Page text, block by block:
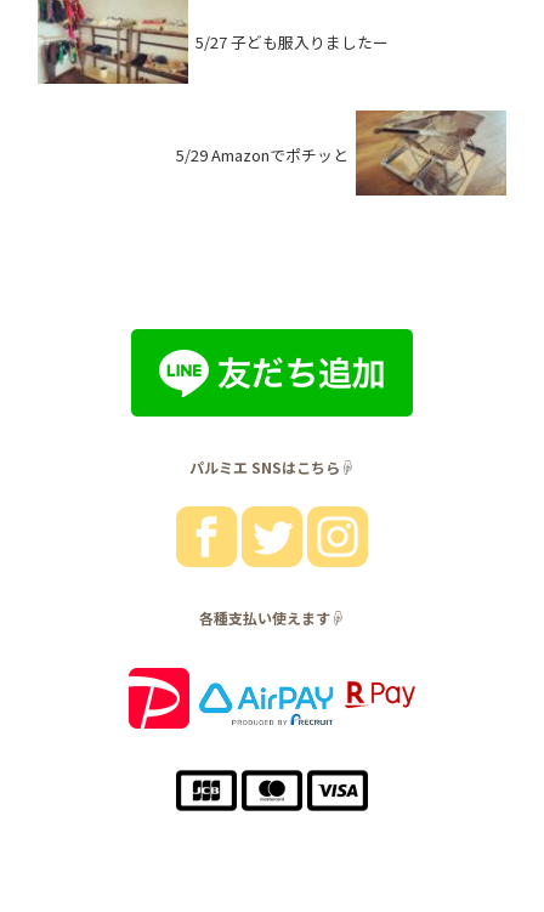
5/27 子ども服入りましたー
5/29 Amazonでポチッと
パルミエ SNSはこちら☟
各種支払い使えます☟